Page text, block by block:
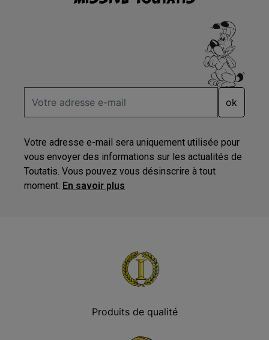
ok
Votre adresse e-mail sera uniquement utilisée pour
vous envoyer des informations sur les actualités de
Toutatis. Vous pouvez vous désinscrire à tout
moment. En savoir plus
Produits de qualité